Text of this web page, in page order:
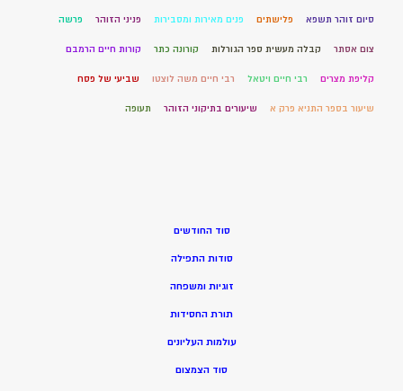
סיום זוהר תשפא פלישתים פנים מאירות ומסבירות פניני הזוהר פרשה
צום אסתר קבלה מעשית ספר הגורלות קורונה כתר קורות חיים הרמבם
קליפת מצרים רבי חיים ויטאל רבי חיים משה לוצטו שביעי של פסח
שיעור בספר התניא פרק א שיעורים בתיקוני הזוהר תעופה
סוד החודשים
סודות התפילה
זוגיות ומשפחה
תורת החסידות
עולמות העליונים
סוד הצמצום